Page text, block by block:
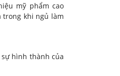
mỹ phẩm cao
khi ngủ làm
hình thành của